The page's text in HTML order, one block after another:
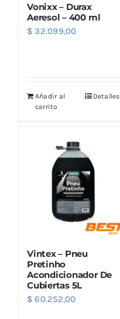
Vonixx – Durax
Aeresol – 400 ml
$ 32.099,00
Añadir al
carrito
Detalles
Vintex – Pneu
Pretinho
Acondicionador De
Cubiertas 5L
$ 60.252,00